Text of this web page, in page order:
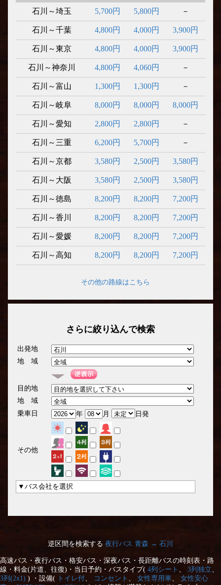
石川～埼玉 5,700円 5,800円 －
石川～千葉 4,800円 4,000円 3,900円
石川～東京 4,800円 4,000円 3,900円
石川～神奈川 4,800円 4,060円 －
石川～富山 1,300円 1,300円 －
石川～岐阜 8,000円 8,000円 8,000円
石川～愛知 2,800円 2,800円 －
石川～三重 6,200円 5,700円 －
石川～京都 3,580円 2,500円 3,580円
石川～大阪 3,580円 2,500円 3,580円
石川～徳島 8,200円 8,200円 7,200円
石川～香川 8,200円 8,200円 7,200円
石川～愛媛 8,200円 8,200円 7,200円
石川～高知 8,200円 8,200円 7,200円
その他の路線はこちら
さらに絞り込んで検索
出発地
地 域
目的地
地 域
乗車日
年 月 日発
その他
▼バス会社を選択
逆区間を検索する 夜行バス 青森 → 石川
高速バス・夜行バス・格安バス・深夜バス・長距離バスの時刻表・路
線・料金(片道、往復)・当日予約・バスタイプ( 4列シート 3列独立
3列(2x1) ) ・設備( トイレ付 コンセント 女性専用車
女性安心